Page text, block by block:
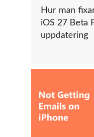
Hur man
iOS 27 Beta
uppdatering